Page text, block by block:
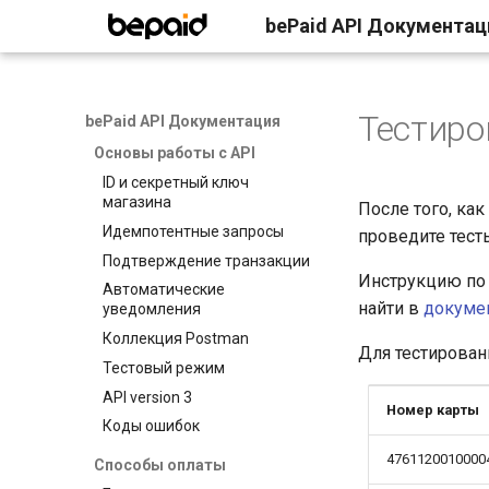
bePaid API
bePaid API Документация
Главная
Основы работы с API
ID и секретный ключ
магазина
Идемпотентные запросы
Подтверждение транзакции
Автоматические
уведомления
Коллекция Postman
Тестовый режим
API version 3
Коды ошибок
Способы оплаты
После того,
проведите
Инструкцию по
найти в
Для
Номер карты